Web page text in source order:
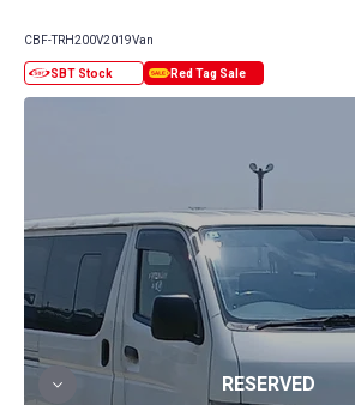
CBF-TRH200V2019Van